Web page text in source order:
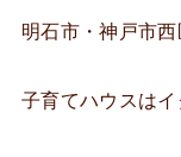
明石市・神戸市
子育てハウスは